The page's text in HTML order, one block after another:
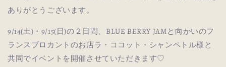
ありがとうございます。
9/14(土)・9/15(日)の２日間、BLUE BERRY JAMと向かいのフ
ランスブロカントのお店ラ・ココット・シャンペトル様と
共同でイベントを開催させていただきます♡